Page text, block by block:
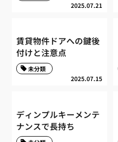
2025.07.21
賃貸物件ドアへの鍵後
付けと注意点
2025.07.15
未分類
ディンプルキーメンテ
ナンスで長持ち